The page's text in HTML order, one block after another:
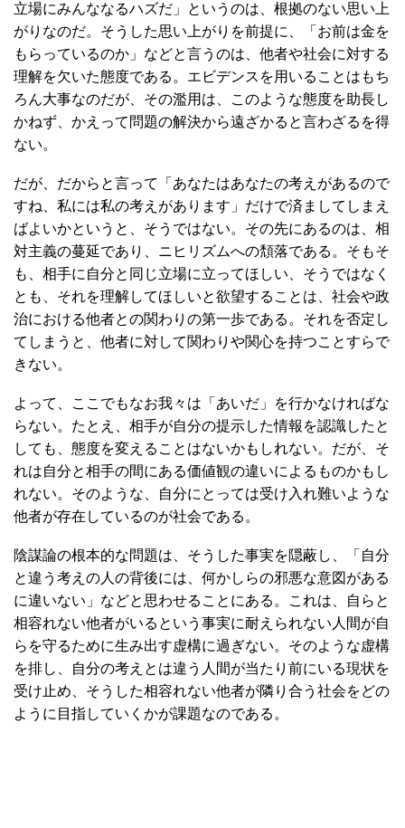
立場にみんななるハズだ」というのは、根拠のない思い上
がりなのだ。そうした思い上がりを前提に、「お前は金を
もらっているのか」などと言うのは、他者や社会に対する
理解を欠いた態度である。エビデンスを用いることはもち
ろん大事なのだが、その濫用は、このような態度を助長し
かねず、かえって問題の解決から遠ざかると言わざるを得
ない。
だが、だからと言って「あなたはあなたの考えがあるので
すね、私には私の考えがあります」だけで済ましてしまえ
ばよいかというと、そうではない。その先にあるのは、相
対主義の蔓延であり、ニヒリズムへの頽落である。そもそ
も、相手に自分と同じ立場に立ってほしい、そうではなく
とも、それを理解してほしいと欲望することは、社会や政
治における他者との関わりの第一歩である。それを否定し
てしまうと、他者に対して関わりや関心を持つことすらで
きない。
よって、ここでもなお我々は「あいだ」を行かなければな
らない。たとえ、相手が自分の提示した情報を認識したと
しても、態度を変えることはないかもしれない。だが、そ
れは自分と相手の間にある価値観の違いによるものかもし
れない。そのような、自分にとっては受け入れ難いような
他者が存在しているのが社会である。
陰謀論の根本的な問題は、そうした事実を隠蔽し、「自分
と違う考えの人の背後には、何かしらの邪悪な意図がある
に違いない」などと思わせることにある。これは、自らと
相容れない他者がいるという事実に耐えられない人間が自
らを守るために生み出す虚構に過ぎない。そのような虚構
を排し、自分の考えとは違う人間が当たり前にいる現状を
受け止め、そうした相容れない他者が隣り合う社会をどの
ように目指していくかが課題なのである。